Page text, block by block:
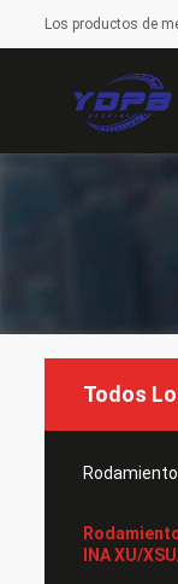
Los productos de
Todos
INA XU/